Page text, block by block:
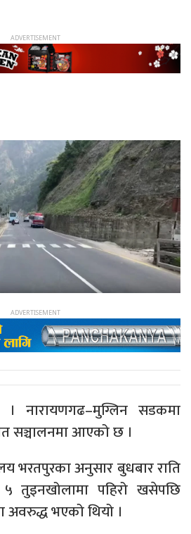
नारायणगढ–मुग्लिन सडकमा
सञ्चालनमा आएको छ ।
भरतपुरका अनुसार बुधबार राति
तुइनखोलामा पहिरो खसेपछि
अवरुद्ध भएको थियो ।